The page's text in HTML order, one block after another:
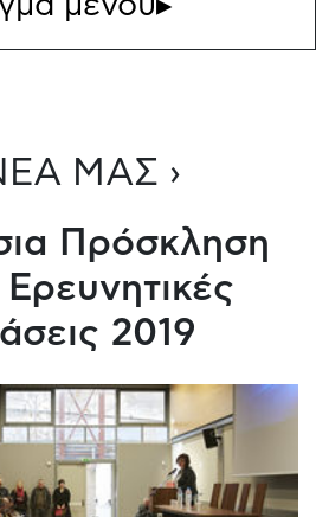
ΜΑΣ ›
Πρόσκληση
2019